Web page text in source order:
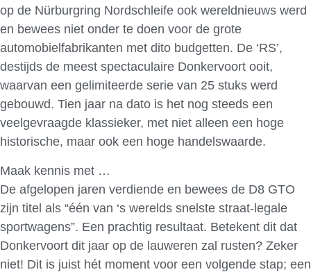
op de Nürburgring Nordschleife ook wereldnieuws werd
en bewees niet onder te doen voor de grote
automobielfabrikanten met dito budgetten. De ‘RS’,
destijds de meest spectaculaire Donkervoort ooit,
waarvan een gelimiteerde serie van 25 stuks werd
gebouwd. Tien jaar na dato is het nog steeds een
veelgevraagde klassieker, met niet alleen een hoge
historische, maar ook een hoge handelswaarde.
Maak kennis met …
De afgelopen jaren verdiende en bewees de D8 GTO
zijn titel als “één van ‘s werelds snelste straat-legale
sportwagens”. Een prachtig resultaat. Betekent dit dat
Donkervoort dit jaar op de lauweren zal rusten? Zeker
niet! Dit is juist hét moment voor een volgende stap; een